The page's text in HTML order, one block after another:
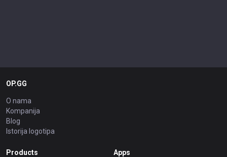
OP.GG
O nama
Kompanija
Blog
Istorija logotipa
Products Apps